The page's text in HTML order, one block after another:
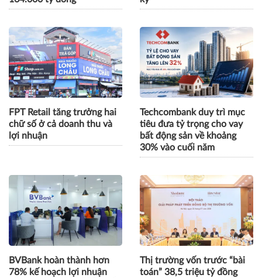
FPT Retail tăng trưởng hai
chữ số ở cả doanh thu và
lợi nhuận
Techcombank duy trì mục
tiêu đưa tỷ trọng cho vay
bất động sản về khoảng
30% vào cuối năm
BVBank hoàn thành hơn
78% kế hoạch lợi nhuận
Thị trường vốn trước “bài
toán” 38,5 triệu tỷ đồng